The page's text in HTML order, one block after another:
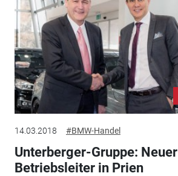
14.03.2018 #BMW-Handel
Unterberger-Gruppe: Neuer
Betriebsleiter in Prien